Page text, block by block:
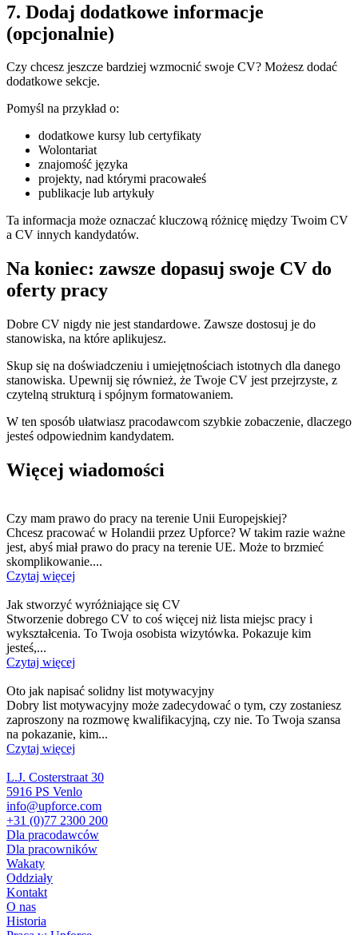
7. Dodaj dodatkowe informacje
(opcjonalnie)
Czy chcesz jeszcze bardziej wzmocnić swoje CV? Możesz dodać
dodatkowe sekcje.
Pomyśl na przykład o:
dodatkowe kursy lub certyfikaty
Wolontariat
znajomość języka
projekty, nad którymi pracowałeś
publikacje lub artykuły
Ta informacja może oznaczać kluczową różnicę między Twoim CV
a CV innych kandydatów.
Na koniec: zawsze dopasuj swoje CV do
oferty pracy
Dobre CV nigdy nie jest standardowe. Zawsze dostosuj je do
stanowiska, na które aplikujesz.
Skup się na doświadczeniu i umiejętnościach istotnych dla danego
stanowiska. Upewnij się również, że Twoje CV jest przejrzyste, z
czytelną strukturą i spójnym formatowaniem.
W ten sposób ułatwiasz pracodawcom szybkie zobaczenie, dlaczego
jesteś odpowiednim kandydatem.
Więcej wiadomości
Czy mam prawo do pracy na terenie Unii Europejskiej?
Chcesz pracować w Holandii przez Upforce? W takim razie ważne
jest, abyś miał prawo do pracy na terenie UE. Może to brzmieć
skomplikowanie....
Czytaj więcej
Jak stworzyć wyróżniające się CV
Stworzenie dobrego CV to coś więcej niż lista miejsc pracy i
wykształcenia. To Twoja osobista wizytówka. Pokazuje kim
jesteś,...
Czytaj więcej
Oto jak napisać solidny list motywacyjny
Dobry list motywacyjny może zadecydować o tym, czy zostaniesz
zaproszony na rozmowę kwalifikacyjną, czy nie. To Twoja szansa
na pokazanie, kim...
Czytaj więcej
L.J. Costerstraat 30
5916 PS Venlo
info@upforce.com
+31 (0)77 2300 200
Dla pracodawców
Dla pracowników
Wakaty
Oddziały
Kontakt
O nas
Historia